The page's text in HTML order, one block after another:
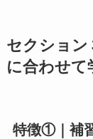
セクション
に合わせて
特徴①｜補